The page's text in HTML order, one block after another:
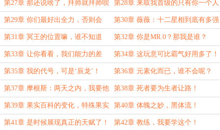
第27章 那还说啥了，拜师就拜师呗 第28章 来取我首级的只有你一个人
么？
第29章 你们最好出全力，否则会
死！
第30章 薇薇：十二星相到底有多强
啊？
第31章 冥王的位置嘛，谁不知道
呢？
第32章 你是MR.0？那我是谁？
第33章 让你看看，我们能力的差
距！（砰！）
第34章 这玩意可比霸气好用多了！
第35章 我的代号，可是‘辰龙’！ 第36章 元素化而已，谁不会呢？
第37章 摩根斯：两天之内，我要他
的全部情报！
第38章 死者要为生者让路！
第39章 果实百科的变化，特殊果实
插槽？
第40章 体魄之妙，黑体流！
第41章 是时候展现真正的天赋了！ 第42章 教练，我要学这个！